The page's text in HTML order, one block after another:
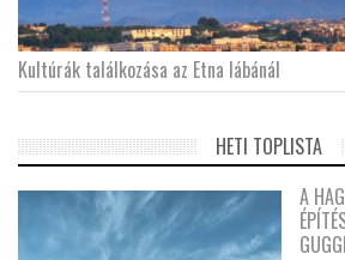
Kultúrák találkozása az Etna lábánál
HETI TOPLISTA
A